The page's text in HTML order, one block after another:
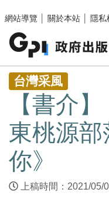
網站導覽
關於本站 隱私
:::
台灣采風
【書介
東桃源部
你》
上稿時間：2021/05/